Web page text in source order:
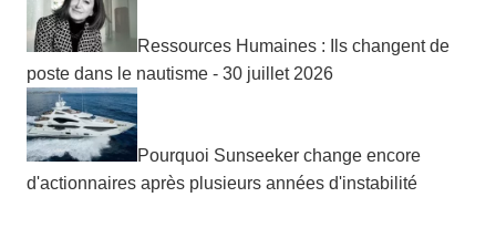
Ressources Humaines : Ils changent de
poste dans le nautisme - 30 juillet 2026
Pourquoi Sunseeker change encore
d'actionnaires après plusieurs années d'instabilité